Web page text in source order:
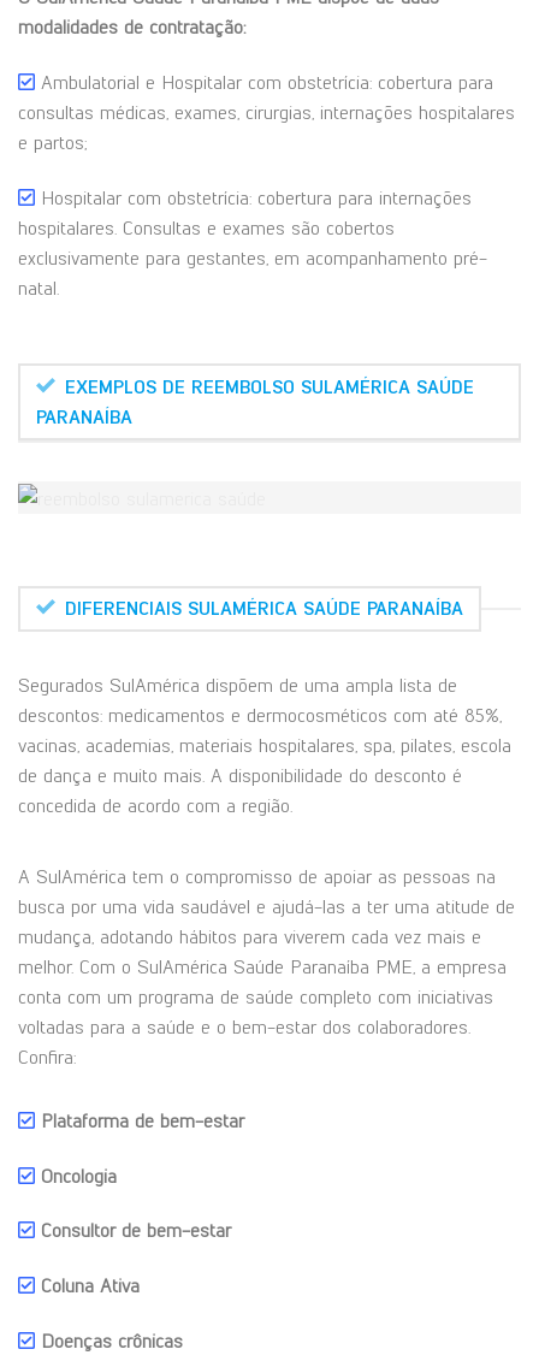
modalidades de contratação:
Ambulatorial e Hospitalar com obstetrícia: cobertura para
consultas médicas, exames, cirurgias, internações hospitalares
e partos;
Hospitalar com obstetrícia: cobertura para internações
hospitalares. Consultas e exames são cobertos
exclusivamente para gestantes, em acompanhamento pré-
natal.
EXEMPLOS DE REEMBOLSO SULAMÉRICA SAÚDE
PARANAÍBA
DIFERENCIAIS SULAMÉRICA SAÚDE PARANAÍBA
Segurados SulAmérica dispõem de uma ampla lista de
descontos: medicamentos e dermocosméticos com até 85%,
vacinas, academias, materiais hospitalares, spa, pilates, escola
de dança e muito mais. A disponibilidade do desconto é
concedida de acordo com a região.
A SulAmérica tem o compromisso de apoiar as pessoas na
busca por uma vida saudável e ajudá-las a ter uma atitude de
mudança, adotando hábitos para viverem cada vez mais e
melhor. Com o SulAmérica Saúde Paranaíba PME, a empresa
conta com um programa de saúde completo com iniciativas
voltadas para a saúde e o bem-estar dos colaboradores.
Confira:
Plataforma de bem-estar
Oncologia
Consultor de bem-estar
Coluna Ativa
Doenças crônicas